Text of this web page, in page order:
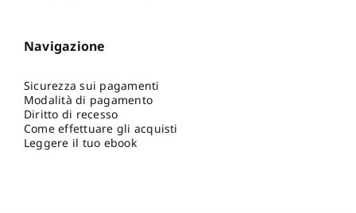
Navigazione
Sicurezza sui pagamenti
Modalità di pagamento
Diritto di recesso
Come effettuare gli acquisti
Leggere il tuo ebook